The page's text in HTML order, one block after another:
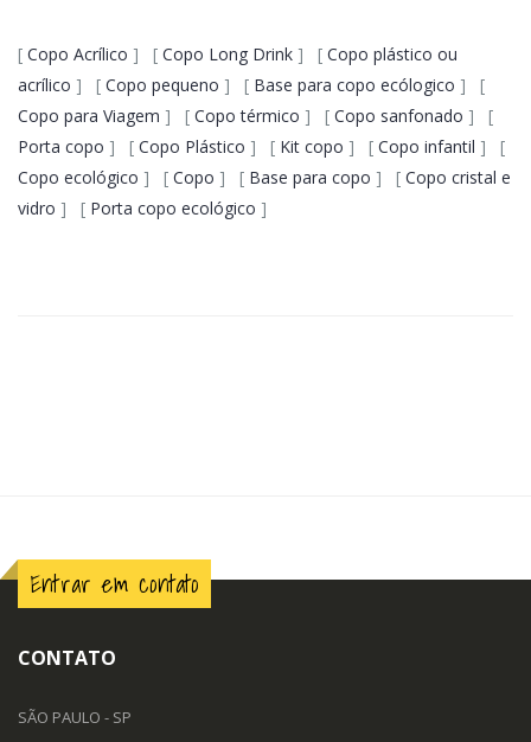
[ Copo Acrílico ] [ Copo Long Drink ] [ Copo plástico ou
acrílico ] [ Copo pequeno ] [ Base para copo ecólogico ] [
Copo para Viagem ] [ Copo térmico ] [ Copo sanfonado ] [
Porta copo ] [ Copo Plástico ] [ Kit copo ] [ Copo infantil ] [
Copo ecológico ] [ Copo ] [ Base para copo ] [ Copo cristal e
vidro ] [ Porta copo ecológico ]
Entrar em contato
CONTATO
SÃO PAULO - SP